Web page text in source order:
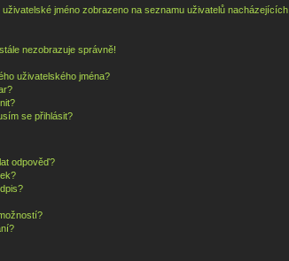
jméno zobrazeno na seznamu uživatelů nacházejících
nezobrazuje správně!
uživatelského jména?
se přihlásit?
odpověď?